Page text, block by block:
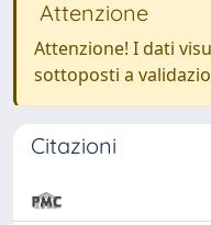
Attenzione
Attenzione! I dati
sottoposti a
Citazioni